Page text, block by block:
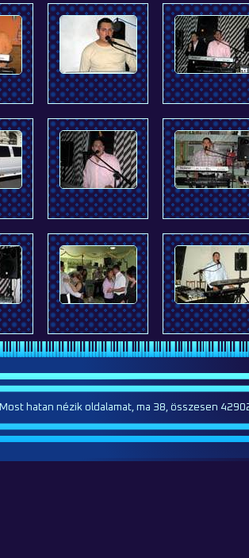
Most hatan nézik oldalamat, ma 38, összesen